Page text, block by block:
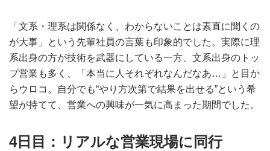
「文系・理系は関係なく、わからないことは素直に聞くの
が大事」という先輩社員の言葉も印象的でした。実際に理
系出身の方が技術を武器にしている一方、文系出身のトッ
プ営業も多く、「本当に人それぞれなんだなあ…」と目か
らウロコ。自分でも“やり方次第で結果を出せる”という希
望が持てて、営業への興味が一気に高まった期間でした。
4日目：リアルな営業現場に同行